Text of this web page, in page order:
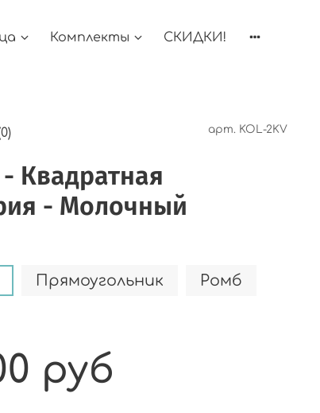
Комплекты СКИДКИ!
арт. KOL-2KV
Квадратная
- Молочный
Прямоугольник Ромб
руб